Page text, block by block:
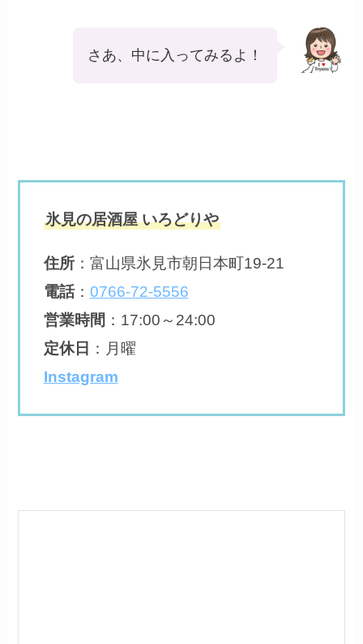
さあ、中に入ってみるよ！
氷見の居酒屋 いろどりや
住所： 富山県氷見市朝日本町19-21
電話： 0766-72-5556
営業時間 ： 17:00～24:00
定休日 ： 月曜
Instagram